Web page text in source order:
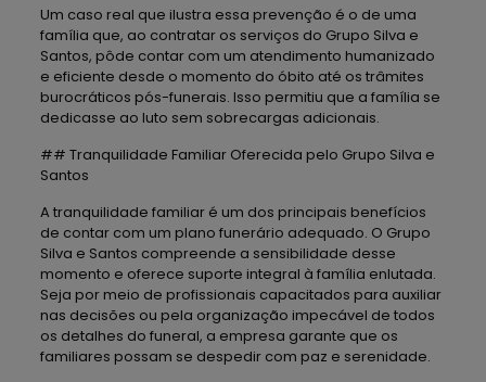
Um caso real que ilustra essa prevenção é o de uma
família que, ao contratar os serviços do Grupo Silva e
Santos, pôde contar com um atendimento humanizado
e eficiente desde o momento do óbito até os trâmites
burocráticos pós-funerais. Isso permitiu que a família se
dedicasse ao luto sem sobrecargas adicionais.
## Tranquilidade Familiar Oferecida pelo Grupo Silva e
Santos
A tranquilidade familiar é um dos principais benefícios
de contar com um plano funerário adequado. O Grupo
Silva e Santos compreende a sensibilidade desse
momento e oferece suporte integral à família enlutada.
Seja por meio de profissionais capacitados para auxiliar
nas decisões ou pela organização impecável de todos
os detalhes do funeral, a empresa garante que os
familiares possam se despedir com paz e serenidade.